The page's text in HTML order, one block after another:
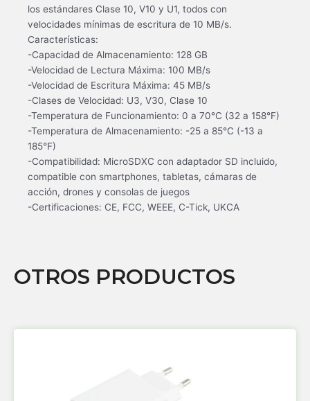
los estándares Clase 10, V10 y U1, todos con
velocidades mínimas de escritura de 10 MB/s.
Características:
-Capacidad de Almacenamiento: 128 GB
-Velocidad de Lectura Máxima: 100 MB/s
-Velocidad de Escritura Máxima: 45 MB/s
-Clases de Velocidad: U3, V30, Clase 10
-Temperatura de Funcionamiento: 0 a 70°C (32 a 158°F)
-Temperatura de Almacenamiento: -25 a 85°C (-13 a
185°F)
-Compatibilidad: MicroSDXC con adaptador SD incluido,
compatible con smartphones, tabletas, cámaras de
acción, drones y consolas de juegos
-Certificaciones: CE, FCC, WEEE, C-Tick, UKCA
OTROS PRODUCTOS